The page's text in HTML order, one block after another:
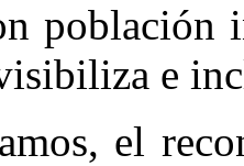
población
e
el